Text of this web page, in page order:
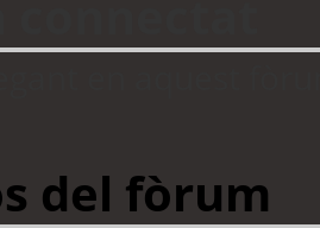
del fòrum